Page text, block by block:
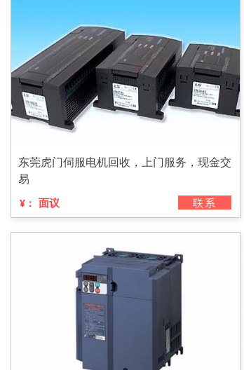
东莞虎门伺服电机回收，上门服务，现金交
易
¥： 面议 联系